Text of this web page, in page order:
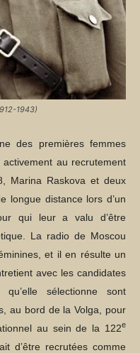
1943)
des premières femmes
activement au recrutement
Marina Raskova et deux
longue distance lors d’un
qui leur a valu d’être
La radio de Moscou
et il en résulte un
avec les candidates
sélectionne sont
au bord de la Volga, pour
au sein de la 122e
d’être recrutées comme